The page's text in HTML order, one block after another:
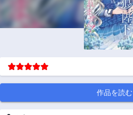
作品を読む